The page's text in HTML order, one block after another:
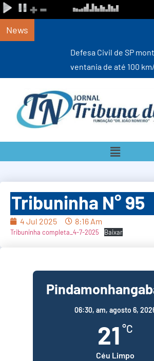
News
Defesa Civil de SP monta Gabinete de
ventania de até 100 km/h a partir desta
Tribuninha N° 95
4 Jul 2025 8:16 Am
Tribuninha completa_4-7-2025 Baixar
06:30, am, agosto 6,
21 °C
Céu Limpo